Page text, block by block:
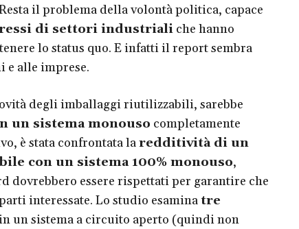
il problema della volontà politica, capace
di settori industrialiche hanno
lo status quo. E infatti il report sembra
alle imprese.
degli imballaggi riutilizzabili, sarebbe
un sistema monouso completamente
è stata confrontata laredditività di un
con un sistema 100% monouso,
dovrebbero essere rispettati per garantire che
interessate. Lo studio esamina tre
un sistema a circuito aperto (quindi non